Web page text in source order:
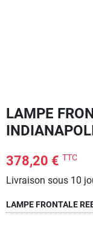
LAMPE
378,20 € TTC
Livraison sous 10
LAMPE FRONTALE